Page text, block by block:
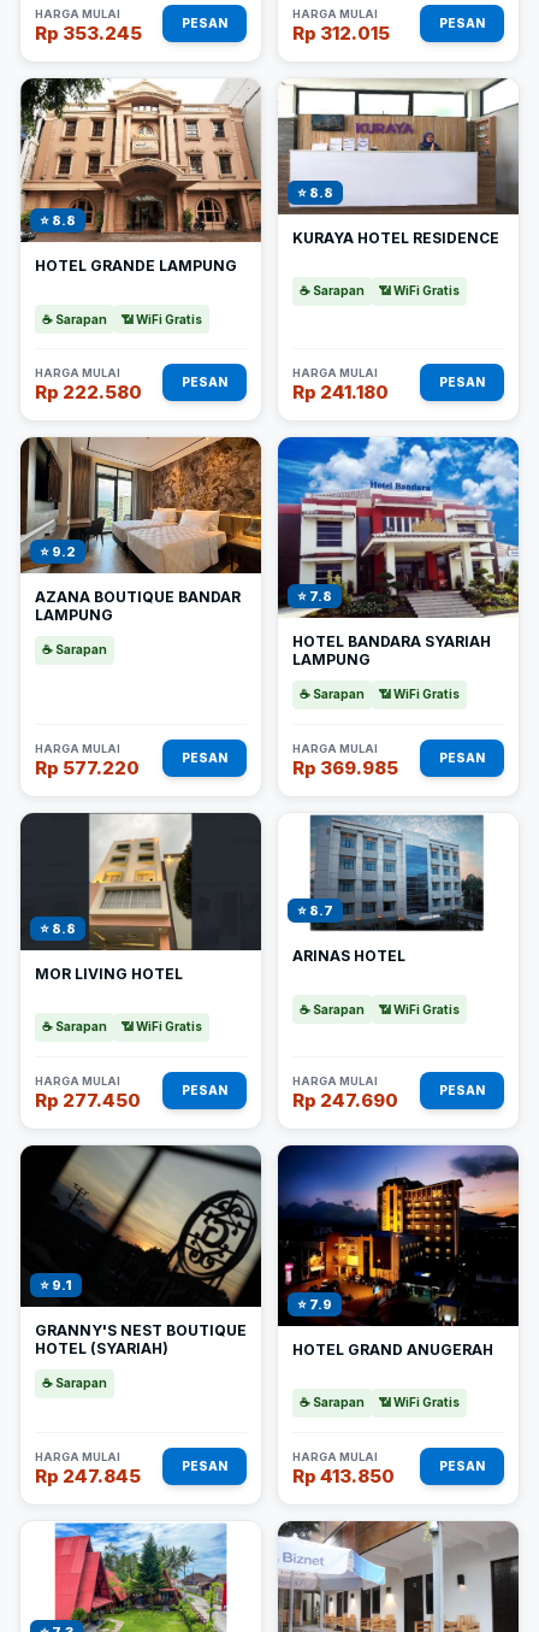
HARGA MULAI
Rp 353.245 PESAN
HARGA MULAI
Rp 312.015 PESAN
⭐ 8.8
HOTEL GRANDE LAMPUNG
☕ Sarapan 📶 WiFi Gratis
HARGA MULAI
Rp 222.580 PESAN
⭐ 8.8
KURAYA HOTEL RESIDENCE
☕ Sarapan 📶 WiFi Gratis
HARGA MULAI
Rp 241.180 PESAN
⭐ 9.2
AZANA BOUTIQUE BANDAR
LAMPUNG
☕ Sarapan
HARGA MULAI
Rp 577.220 PESAN
⭐ 7.8
HOTEL BANDARA SYARIAH
LAMPUNG
☕ Sarapan 📶 WiFi Gratis
HARGA MULAI
Rp 369.985 PESAN
⭐ 8.8
MOR LIVING HOTEL
☕ Sarapan 📶 WiFi Gratis
HARGA MULAI
Rp 277.450 PESAN
⭐ 8.7
ARINAS HOTEL
☕ Sarapan 📶 WiFi Gratis
HARGA MULAI
Rp 247.690 PESAN
⭐ 9.1
GRANNY'S NEST BOUTIQUE
HOTEL (SYARIAH)
☕ Sarapan
HARGA MULAI
Rp 247.845 PESAN
⭐ 7.9
HOTEL GRAND ANUGERAH
☕ Sarapan 📶 WiFi Gratis
HARGA MULAI
Rp 413.850 PESAN